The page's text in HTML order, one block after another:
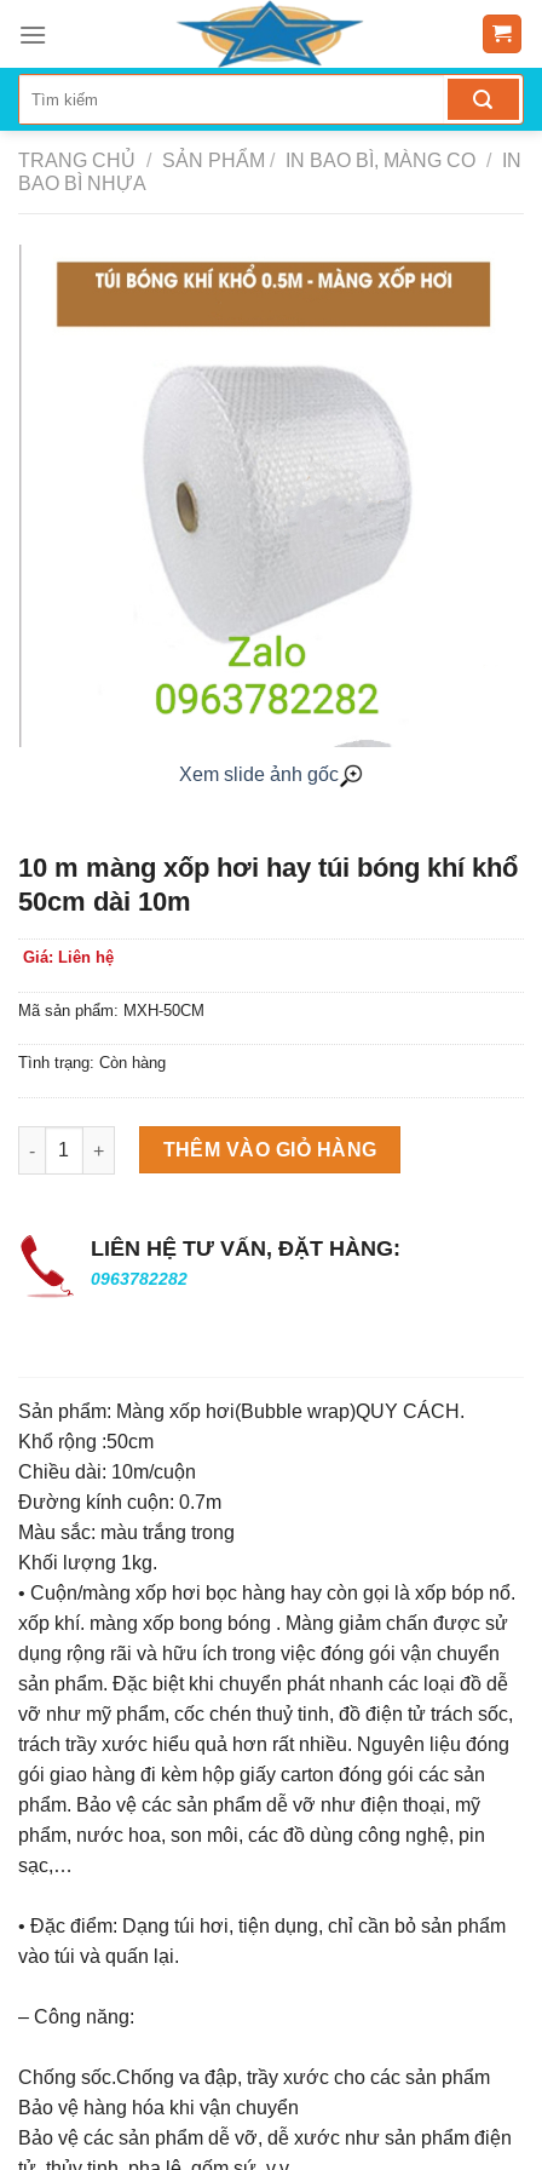
content
TRANG CHỦ / SẢN PHẨM / IN BAO BÌ, MÀNG CO /
IN
BAO BÌ NHỰA
Xem slide ảnh gốc
10 m màng xốp hơi hay túi bóng khí khổ
50cm dài 10m
Giá: Liên hệ
Mã sản phẩm: MXH-50CM
Tình trạng: Còn hàng
Máy làm đá viên Scotsman NW458AS số lượng
THÊM VÀO GIỎ HÀNG
LIÊN HỆ TƯ VẤN, ĐẶT HÀNG:
0963782282
Sản phẩm: Màng xốp hơi(Bubble wrap)QUY CÁCH.
Khổ rộng :50cm
Chiều dài: 10m/cuộn
Đường kính cuộn: 0.7m
Màu sắc: màu trắng trong
Khối lượng 1kg.
• Cuộn/màng xốp hơi bọc hàng hay còn gọi là xốp bóp nổ.
xốp khí. màng xốp bong bóng . Màng giảm chấn được sử
dụng rộng rãi và hữu ích trong việc đóng gói vận chuyển
sản phẩm. Đặc biệt khi chuyển phát nhanh các loại đồ dễ
vỡ như mỹ phẩm, cốc chén thuỷ tinh, đồ điện tử trách sốc,
trách trầy xước hiểu quả hơn rất nhiều. Nguyên liệu đóng
gói giao hàng đi kèm hộp giấy carton đóng gói các sản
phẩm. Bảo vệ các sản phẩm dễ vỡ như điện thoại, mỹ
phẩm, nước hoa, son môi, các đồ dùng công nghệ, pin
sạc,…
• Đặc điểm: Dạng túi hơi, tiện dụng, chỉ cần bỏ sản phẩm
vào túi và quấn lại.
– Công năng:
Chống sốc.Chống va đập, trầy xước cho các sản phẩm
Bảo vệ hàng hóa khi vận chuyển
Bảo vệ các sản phẩm dễ vỡ, dễ xước như sản phẩm điện